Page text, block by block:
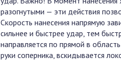
разогнутыми — эти действия
Скорость нанесения напрямую
сильнее и быстрее удар, тем
направляется по прямой в
руки соперника, вскидывается